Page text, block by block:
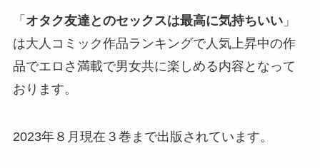
「 オタク友達とのセックスは最高に気持ちいい」
は大人コミック作品ランキングで人気上昇中の作
品でエロさ満載で男女共に楽しめる内容となって
おります。
2023年８月現在３巻まで出版されています。